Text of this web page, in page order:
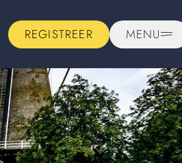
REGISTREER MENU